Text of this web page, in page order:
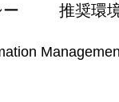
推奨環